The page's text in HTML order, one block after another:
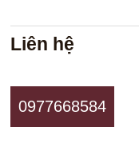
Liên hệ
0977668584